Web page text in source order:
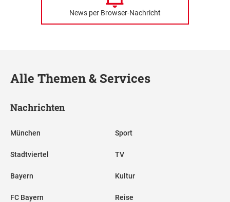
News per Browser-Nachricht
Alle Themen & Services
Nachrichten
München
Stadtviertel
Bayern
FC Bayern
Sport
TV
Kultur
Reise